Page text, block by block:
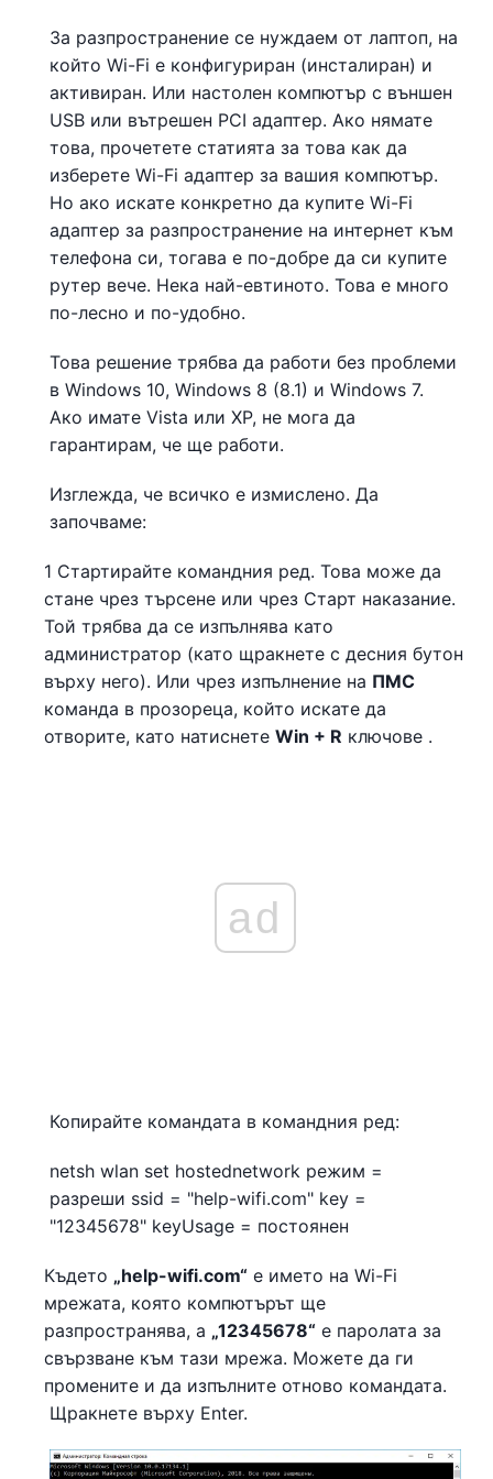
За разпространение се нуждаем от лаптоп, на
който Wi-Fi е конфигуриран (инсталиран) и
активиран. Или настолен компютър с външен
USB или вътрешен PCI адаптер. Ако нямате
това, прочетете статията за това как да
изберете Wi-Fi адаптер за вашия компютър.
Но ако искате конкретно да купите Wi-Fi
адаптер за разпространение на интернет към
телефона си, тогава е по-добре да си купите
рутер вече. Нека най-евтиното. Това е много
по-лесно и по-удобно.
Това решение трябва да работи без проблеми
в Windows 10, Windows 8 (8.1) и Windows 7.
Ако имате Vista или XP, не мога да
гарантирам, че ще работи.
Изглежда, че всичко е измислено. Да
започваме:
1 Стартирайте командния ред. Това може да
стане чрез търсене или чрез Старт наказание.
Той трябва да се изпълнява като
администратор (като щракнете с десния бутон
върху него). Или чрез изпълнение на ПМС
команда в прозореца, който искате да
отворите, като натиснете Win + R ключове .
ad
Копирайте командата в командния ред:
netsh wlan set hostednetwork режим =
разреши ssid = "help-wifi.com" key =
"12345678" keyUsage = постоянен
Където „help-wifi.com“ е името на Wi-Fi
мрежата, която компютърът ще
разпространява, а „12345678“ е паролата за
свързване към тази мрежа. Можете да ги
промените и да изпълните отново командата.
Щракнете върху Enter.